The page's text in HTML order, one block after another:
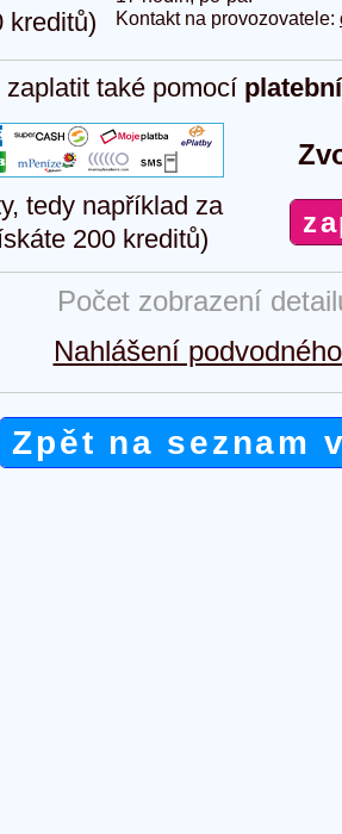
kreditů)
Kontakt na provozovatele:
také pomocí
tedy například za
200 kreditů)
Počet zobrazení
Nahlášení
Zpět na seznam